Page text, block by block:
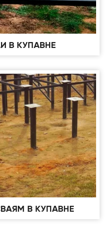
В КУПАВНЕ
В КУПАВНЕ